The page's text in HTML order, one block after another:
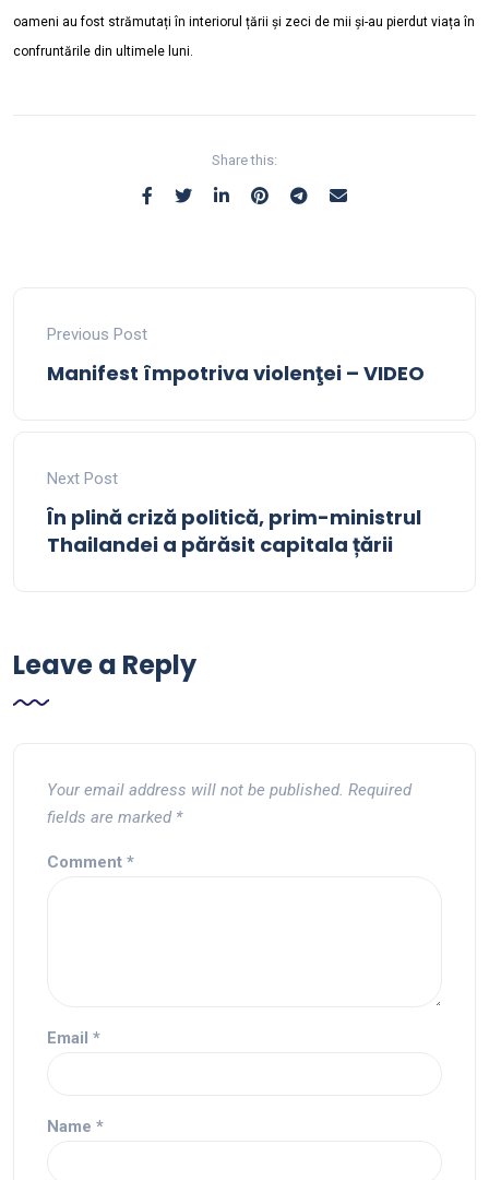
oameni au fost strămutați în interiorul țării și zeci de mii și-au pierdut viața în
confruntările din ultimele luni.
Share this:
Previous Post
Manifest împotriva violenţei – VIDEO
Next Post
În plină criză politică, prim-ministrul
Thailandei a părăsit capitala țării
Leave a Reply
Your email address will not be published. Required
fields are marked *
Comment *
Email *
Name *